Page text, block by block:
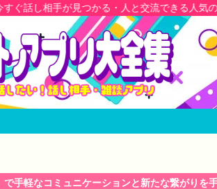
る人気のチャットアプリの専門ガイド
手軽なコミュニケーションと新たな繋がりを